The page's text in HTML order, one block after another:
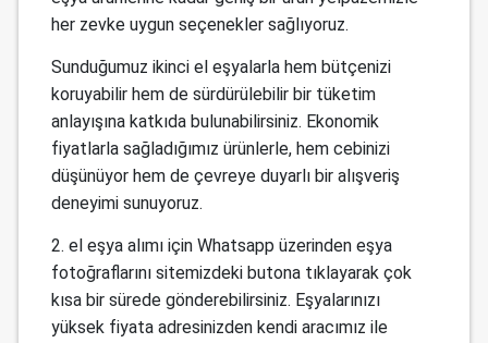
her zevke uygun seçenekler sağlıyoruz.
Sunduğumuz ikinci el eşyalarla hem bütçenizi
koruyabilir hem de sürdürülebilir bir tüketim
anlayışına katkıda bulunabilirsiniz. Ekonomik
fiyatlarla sağladığımız ürünlerle, hem cebinizi
düşünüyor hem de çevreye duyarlı bir alışveriş
deneyimi sunuyoruz.
2. el eşya alımı için Whatsapp üzerinden eşya
fotoğraflarını sitemizdeki butona tıklayarak çok
kısa bir sürede gönderebilirsiniz. Eşyalarınızı
yüksek fiyata adresinizden kendi aracımız ile